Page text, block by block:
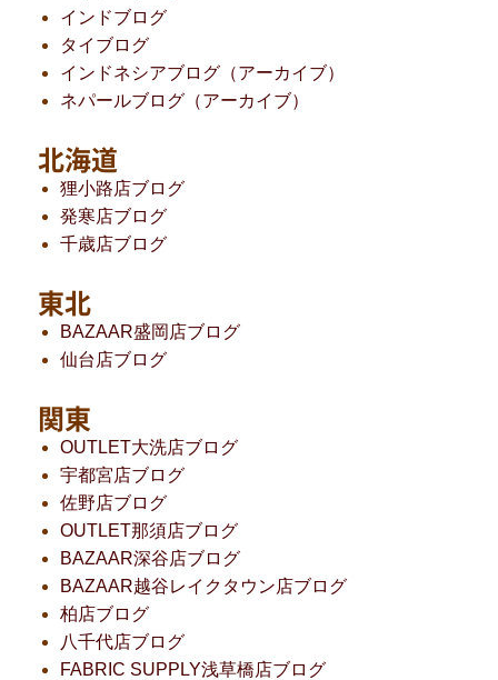
インドブログ
タイブログ
インドネシアブログ（アーカイブ）
ネパールブログ（アーカイブ）
北海道
狸小路店ブログ
発寒店ブログ
千歳店ブログ
東北
BAZAAR盛岡店ブログ
仙台店ブログ
関東
OUTLET大洗店ブログ
宇都宮店ブログ
佐野店ブログ
OUTLET那須店ブログ
BAZAAR深谷店ブログ
BAZAAR越谷レイクタウン店ブログ
柏店ブログ
八千代店ブログ
FABRIC SUPPLY浅草橋店ブログ